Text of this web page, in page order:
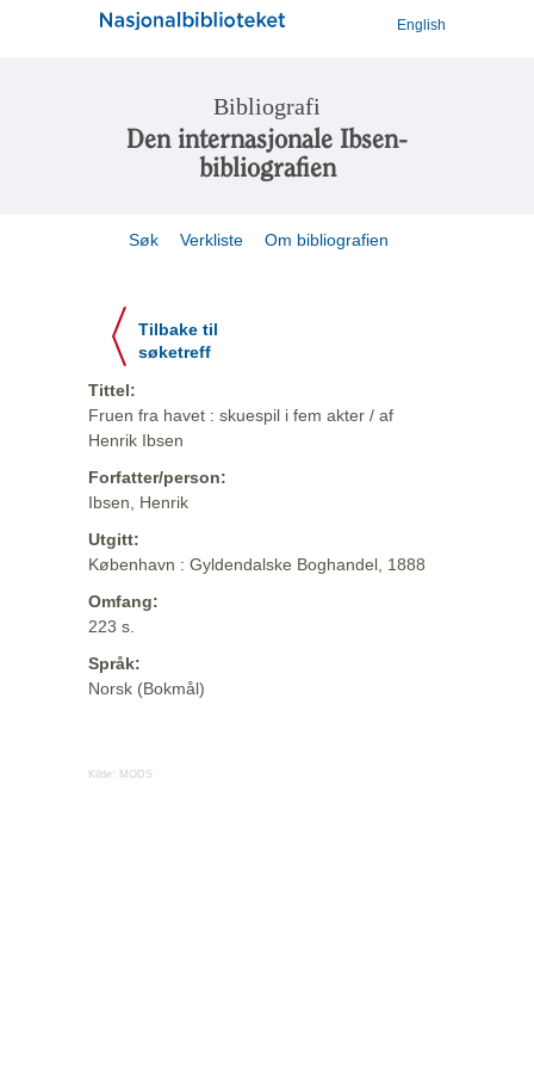
English
Bibliografi
Den internasjonale Ibsen-
bibliografien
Søk Verkliste Om bibliografien
Tilbake til
søketreff
Tittel:
Fruen fra havet : skuespil i fem akter / af
Henrik Ibsen
Forfatter/person:
Ibsen, Henrik
Utgitt:
København : Gyldendalske Boghandel, 1888
Omfang:
223 s.
Språk:
Norsk (Bokmål)
Kilde: MODS